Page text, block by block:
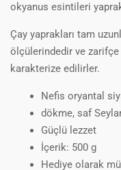
okyanus esintileri
Çay yaprakları tam
ölçülerindedir ve zarifçe
karakterize edilirler.
Nefis oryantal
dökme, saf
Güçlü lezzet
İçerik: 500 g
Hediye olarak